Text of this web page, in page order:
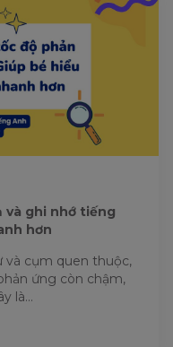
và ghi nhớ tiếng
hơn
và cụm quen thuộc,
ứng còn chậm,
là...